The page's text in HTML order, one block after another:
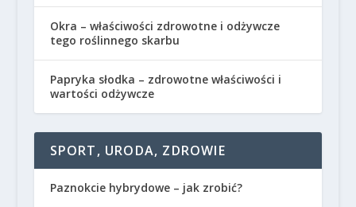
Okra – właściwości zdrowotne i odżywcze
tego roślinnego skarbu
Papryka słodka – zdrowotne właściwości i
wartości odżywcze
SPORT, URODA, ZDROWIE
Paznokcie hybrydowe – jak zrobić?